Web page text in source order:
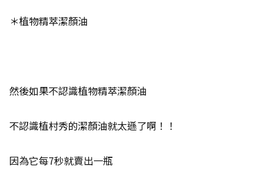
＊植物精萃潔顏油
然後如果不認識植物精萃潔顏油
不認識植村秀的潔顏油就太遜了啊！！
因為它每7秒就賣出一瓶